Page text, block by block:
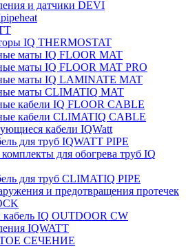
и датчики DEVI
IQ THERMOSTAT
маты IQ FLOOR MAT
маты IQ FLOOR MAT PRO
маты IQ LAMINATE MAT
маты CLIMATIQ MAT
кабели IQ FLOOR CABLE
кабели CLIMATIQ CABLE
кабели IQWatt
для труб IQWATT PIPE
для обогрева труб IQ
для труб CLIMATIQ PIPE
и предотвращения протечек
кабель IQ OUTDOOR CW
IQWATT
СЕЧЕНИЕ